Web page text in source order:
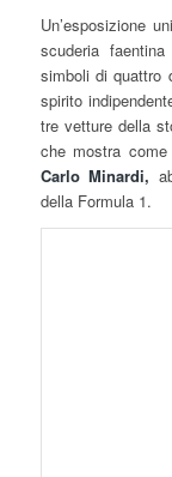
Un’esposizione
scuderia
simboli di quattro
spirito
tre vetture della
che mostra
Carlo Minardi,
della Formula 1.